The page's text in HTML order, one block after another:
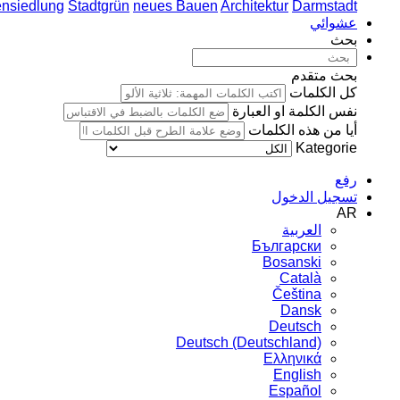
Stadtgrün neues Bauen Architektur Darmstadt
عشوائي
بحث
بحث متقدم
كل الكلمات
نفس الكلمة او العبارة
أيا من هذه الكلمات
Kategorie
رفع
تسجيل الدخول
AR
العربية
Български
Bosanski
Сatalà
Čeština
Dansk
Deutsch
Deutsch (Deutschland)
Ελληνικά
English
Español